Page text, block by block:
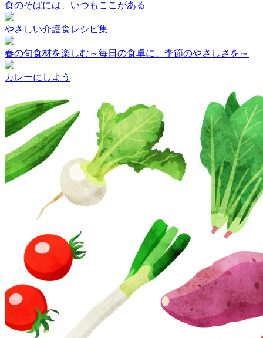
食のそばには、いつもここがある
やさしい介護食レシピ集
春の旬食材を楽しむ～毎日の食卓に、季節のやさしさを～
カレーにしよう